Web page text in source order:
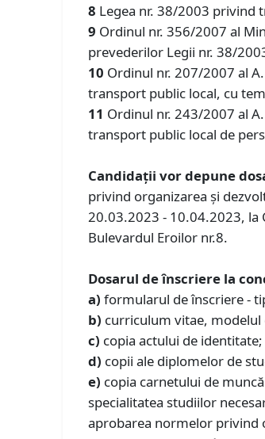
8 Legea nr. 38/2003 privind
9 Ordinul nr. 356/2007 al
prevederilor Legii nr. 38/
10 Ordinul nr. 207/2007 al
transport public local, cu
11 Ordinul nr. 243/2007 al
transport public local de
Candidaţii vor depune
privind organizarea şi
20.03.2023 - 10.04.2023, la
Bulevardul Eroilor nr.8.
Dosarul de înscriere la
a) formularul de înscriere -
b) curriculum vitae,
c) copia actului de identitate;
d) copii ale diplomelor de
e) copia carnetului de
specialitatea studiilor
aprobarea normelor privind